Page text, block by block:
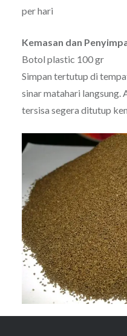
per hari
Kemasan dan
Botol plastic 100 gr
Simpan tertutup di
sinar matahari langsung.
tersisa segera ditutup